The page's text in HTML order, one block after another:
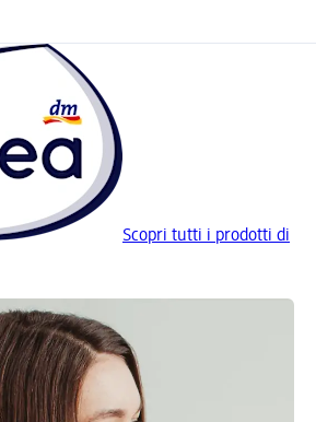
Scopri tutti i prodotti di